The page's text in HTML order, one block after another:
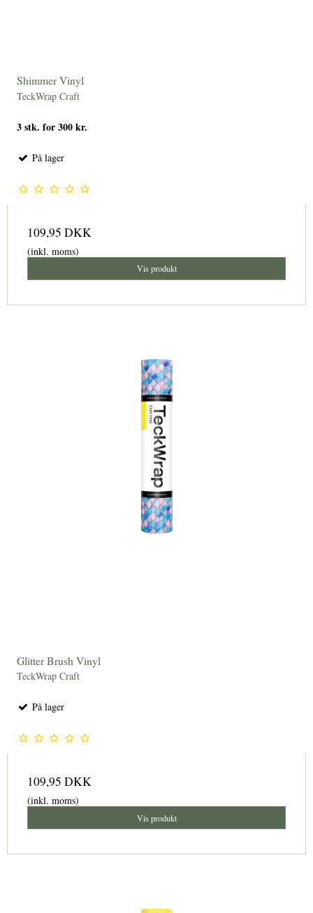
Shimmer Vinyl
TeckWrap Craft
3 stk. for 300 kr.
På lager
109,95 DKK
(inkl. moms)
Vis produkt
Glitter Brush Vinyl
TeckWrap Craft
På lager
109,95 DKK
(inkl. moms)
Vis produkt